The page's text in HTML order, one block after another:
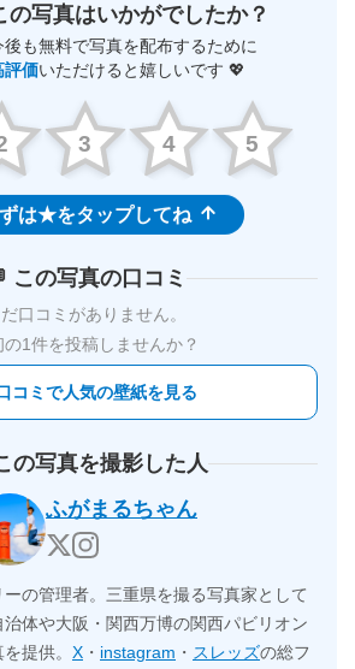
の写真はいかがでしたか？
後も無料で写真を配布するために
評価いただけると嬉しいです 💖
3 4 5
は★をタップしてね
この写真の口コミ
だ口コミがありません。
の1件を投稿しませんか？
コミで人気の壁紙を見る
の写真を撮影した人
ふがまるちゃん
の管理者。三重県を撮る写真家として
体や大阪・関西万博の関西パビリオン
提供。 X ・ instagram ・ スレッズの総フ